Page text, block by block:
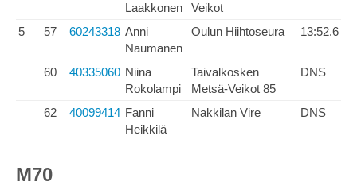
Laakkonen
Veikot
5 57 60243318 Anni
Naumanen
Oulun Hiihtoseura 13:52.6
60 40335060 Niina
Rokolampi
Taivalkosken
Metsä-Veikot 85
DNS
62 40099414 Fanni
Heikkilä
Nakkilan Vire DNS
M70